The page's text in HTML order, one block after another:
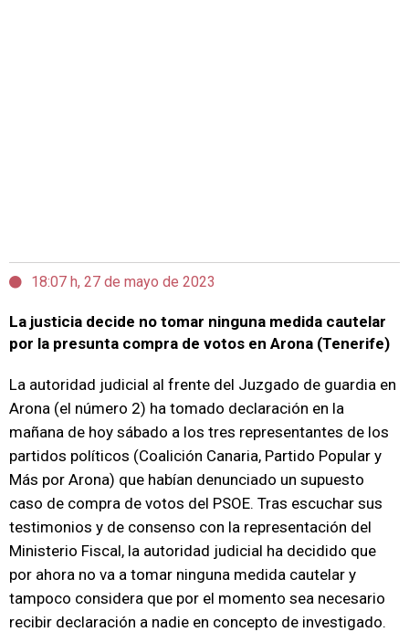
18:07 h, 27 de mayo de 2023
La justicia decide no tomar ninguna medida cautelar
por la presunta compra de votos en Arona (Tenerife)
La autoridad judicial al frente del Juzgado de guardia en
Arona (el número 2) ha tomado declaración en la
mañana de hoy sábado a los tres representantes de los
partidos políticos (Coalición Canaria, Partido Popular y
Más por Arona) que habían denunciado un supuesto
caso de compra de votos del PSOE. Tras escuchar sus
testimonios y de consenso con la representación del
Ministerio Fiscal, la autoridad judicial ha decidido que
por ahora no va a tomar ninguna medida cautelar y
tampoco considera que por el momento sea necesario
recibir declaración a nadie en concepto de investigado.